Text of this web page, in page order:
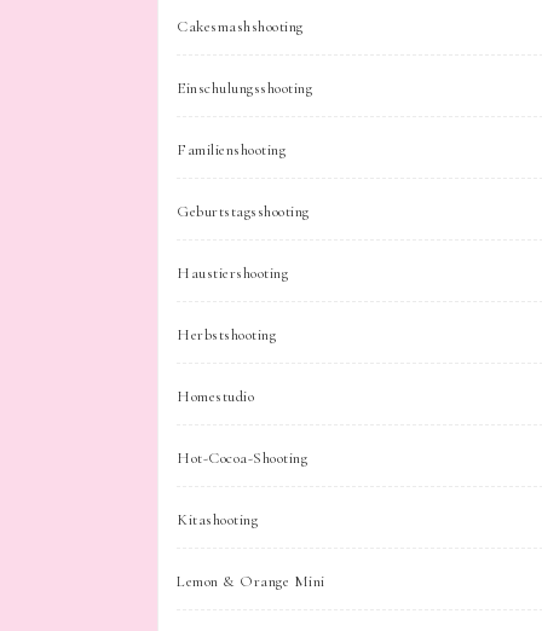
Cakesmashshooting
Einschulungsshooting
Familienshooting
Geburtstagsshooting
Haustiershooting
Herbstshooting
Homestudio
Hot-Cocoa-Shooting
Kitashooting
Lemon & Orange Mini